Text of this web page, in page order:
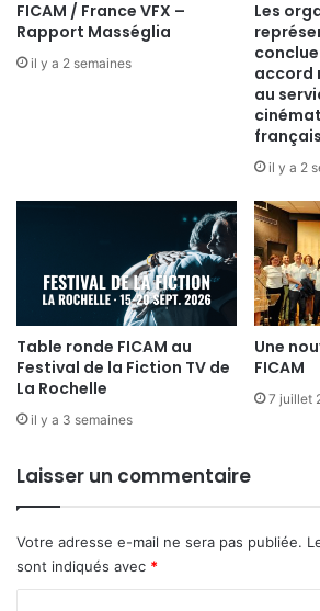
FICAM / France VFX –
Rapport Masséglia
il y a 2 semaines
Les
accord
au
il y a 2
Table ronde FICAM au
Festival de la Fiction TV de
La Rochelle
il y a 3 semaines
Une
FICAM
7 juillet
Laisser un commentaire
Votre adresse e-mail ne sera pas publiée.
sont indiqués avec *